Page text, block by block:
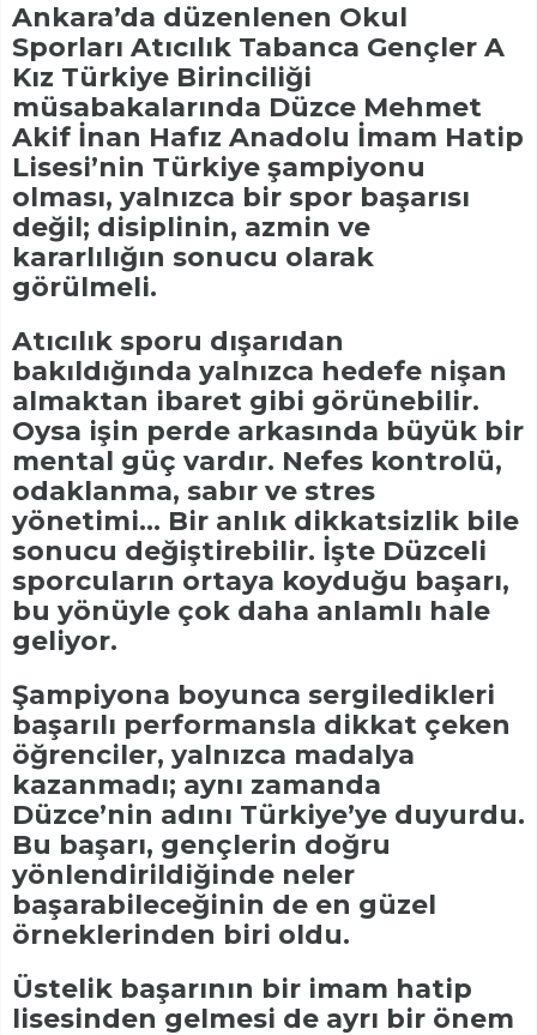
Ankara’da düzenlenen Okul
Sporları Atıcılık Tabanca Gençler A
Kız Türkiye Birinciliği
müsabakalarında Düzce Mehmet
Akif İnan Hafız Anadolu İmam Hatip
Lisesi’nin Türkiye şampiyonu
olması, yalnızca bir spor başarısı
değil; disiplinin, azmin ve
kararlılığın sonucu olarak
görülmeli.
Atıcılık sporu dışarıdan
bakıldığında yalnızca hedefe nişan
almaktan ibaret gibi görünebilir.
Oysa işin perde arkasında büyük bir
mental güç vardır. Nefes kontrolü,
odaklanma, sabır ve stres
yönetimi… Bir anlık dikkatsizlik bile
sonucu değiştirebilir. İşte Düzceli
sporcuların ortaya koyduğu başarı,
bu yönüyle çok daha anlamlı hale
geliyor.
Şampiyona boyunca sergiledikleri
başarılı performansla dikkat çeken
öğrenciler, yalnızca madalya
kazanmadı; aynı zamanda
Düzce’nin adını Türkiye’ye duyurdu.
Bu başarı, gençlerin doğru
yönlendirildiğinde neler
başarabileceğinin de en güzel
örneklerinden biri oldu.
Üstelik başarının bir imam hatip
lisesinden gelmesi de ayrı bir önem